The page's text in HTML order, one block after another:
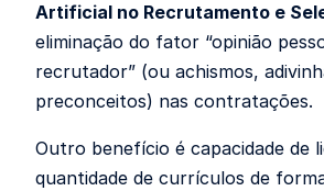
Artificial no Recrutamento e
eliminação do fator “opinião
recrutador” (ou achismos,
preconceitos) nas contratações.
Outro benefício é capacidade de
quantidade de currículos de